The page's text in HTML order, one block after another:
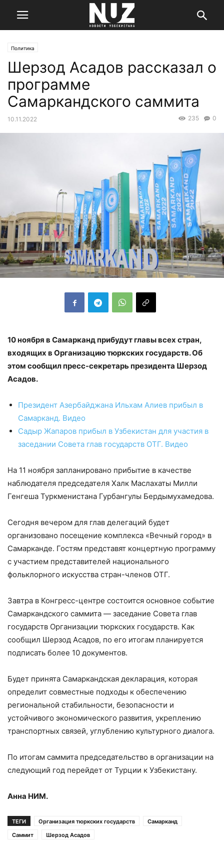
Политика
Шерзод Асадов рассказал о
программе
Самаркандского саммита
10.11.2022 0
235
10 ноября в Самарканд прибудут главы всех стран,
входящих в Организацию тюркских государств. Об
этом сообщил пресс-секретарь президента Шерзод
Асадов.
Президент Азербайджана Ильхам Алиев прибыл в
Самарканд. Видео
Садыр Жапаров прибыл в Узбекистан для участия в
заседании Совета глав государств ОТГ. Видео
На 11 ноября запланировано прибытие в качестве
наблюдателя председателя Халк Маслахаты Милли
Генгеша Туркменистана Гурбангулы Бердымухамедова.
Сегодня вечером для глав делегаций будет
организовано посещение комплекса «Вечный город» в
Самарканде. Гостям представят концертную программу
с участием представителей национального
фольклорного искусства стран-членов ОТГ.
Завтра в Конгресс-центре состоится основное событие
Самаркандского саммита — заседание Совета глав
государств Организации тюркских государств. Как
сообщил Шерзод Асадов, по его итогам планируется
подписать более 10 документов.
Будет принята Самаркандская декларация, которая
определит совместные подходы к обеспечению
региональной стабильности, безопасности и
устойчивого экономического развития, укреплению
транспортных связей, углублению культурного диалога.
По итогам саммита председательство в организации на
следующий год перейдет от Турции к Узбекистану.
Анна НИМ.
ТЕГИ Организация тюркских государств
Самарканд
Саммит
Шерзод Асадов